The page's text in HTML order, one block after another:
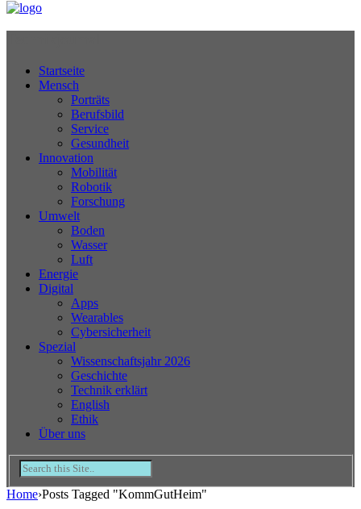
Startseite
Mensch
Porträts
Berufsbild
Service
Gesundheit
Innovation
Mobilität
Robotik
Forschung
Umwelt
Boden
Wasser
Luft
Energie
Digital
Apps
Wearables
Cybersicherheit
Spezial
Wissenschaftsjahr 2026
Geschichte
Technik erklärt
English
Ethik
Über uns
Home›Posts Tagged "KommGutHeim"